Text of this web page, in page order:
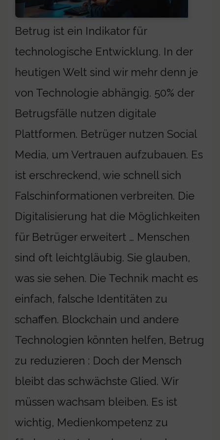
Betrug ist ein Indikator für
technologische Entwicklung. In der
heutigen Welt sind wir mehr denn je
von Technologie abhängig. 50% der
Betrugsfälle nutzen digitale
Plattformen. Betrüger nutzen Social
Media, um Vertrauen aufzubauen. Es
ist erschreckend, wie schnell sich
Falschinformationen verbreiten. Die
Digitalisierung hat die Möglichkeiten
für Betrüger erweitert … Menschen
sind oft leichtgläubig. Sie glauben,
was sie sehen. Die Technik macht es
einfach, falsche Identitäten zu
schaffen. Blockchain und andere
Technologien könnten helfen, Betrug
zu reduzieren : Doch der Mensch
bleibt das schwächste Glied. Wir
müssen wachsam bleiben. Es ist
wichtig, Medienkompetenz zu